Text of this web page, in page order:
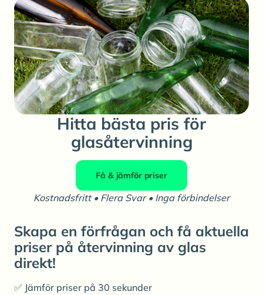
Hitta bästa pris för
glasåtervinning
Få & jämför priser
Kostnadsfritt • Flera Svar • Inga förbindelser
Skapa en förfrågan och få aktuella
priser på återvinning av glas
direkt!
✅ Jämför priser på 30 sekunder